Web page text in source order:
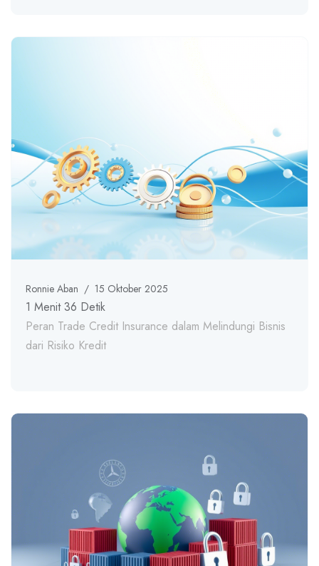
Ronnie Aban / 15 Oktober 2025
1 Menit 36 Detik
Peran Trade Credit Insurance dalam Melindungi Bisnis
dari Risiko Kredit